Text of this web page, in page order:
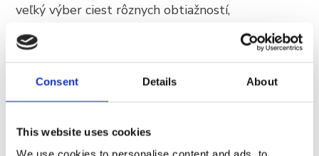
Consent Details About
This website uses cookies
veľký výber ciest rôznych obtiažností,
priťahujúcich tak skúsených alpinistov, ako aj
rekreačných lezcov.
Medzinárodný charakter:Tábor pravidelne
zhromažďuje viac ako sto účastníkov, vrátane
a susedných krajín (Slovinsko, Bosna a